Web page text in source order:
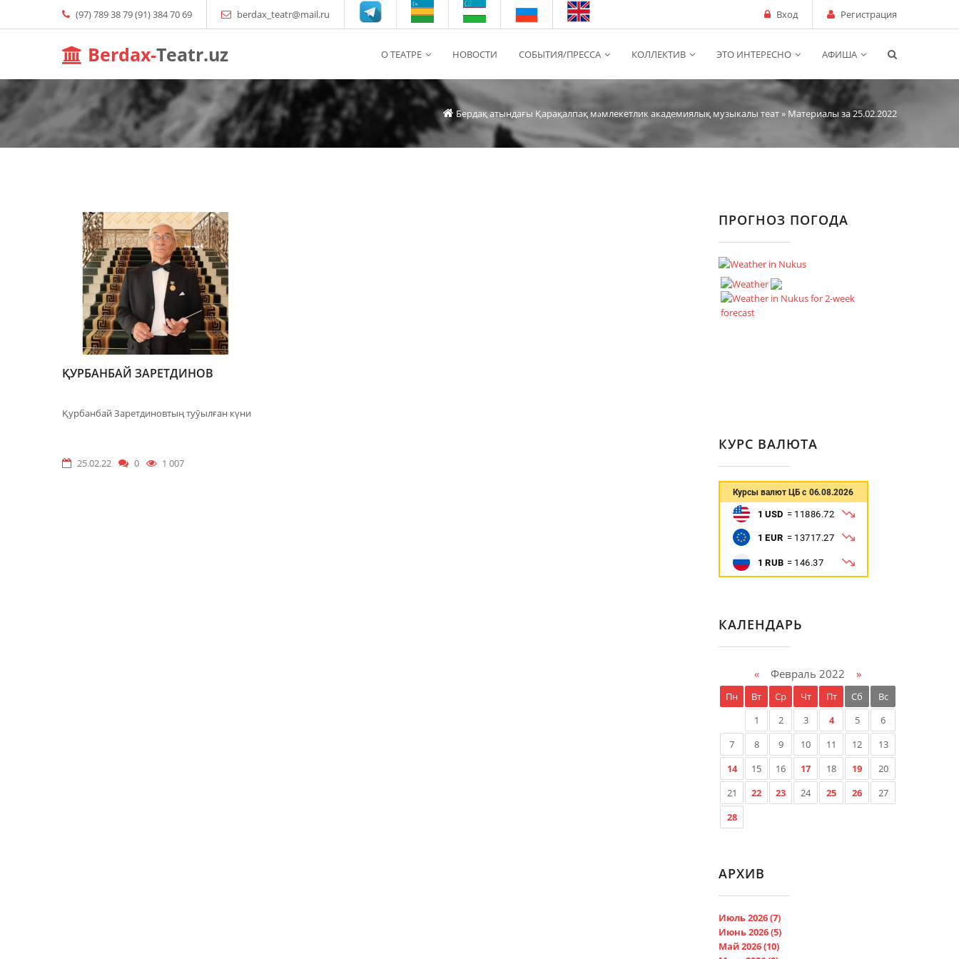
(97) 789 38 79 (91) 384 70 69 berdax_teatr@mail.ru Вход Регистрация
Berdax-Teatr.uz О ТЕАТРЕ НОВОСТИ СОБЫТИЯ/ПРЕССА КОЛЛЕКТИВ ЭТО ИНТЕРЕСНО АФИША
Бердақ атындағы Қарақалпақ мəмлекетлик академиялық музыкалы теат» Материалы за 25.02.2022
ҚУРБАНБАЙ ЗАРЕТДИНОВ
Қурбанбай Заретдиновтың туӯылған күни
25.02.22 0 1 007
ПРОГНОЗ ПОГОДА
КУРС ВАЛЮТА
КАЛЕНДАРЬ
« Февраль 2022 »
Пн Вт Ср Чт Пт Сб
Вс
1
2 3 4 5
6
7
8 9 10 11 12
13
14
15 16 17 18 19
20
21
22 23 24 25 26
27
28
АРХИВ
Июль 2026 (7)
Июнь 2026 (5)
Май 2026 (10)